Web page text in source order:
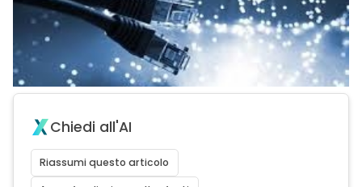
Chiedi all'AI
Riassumi questo articolo